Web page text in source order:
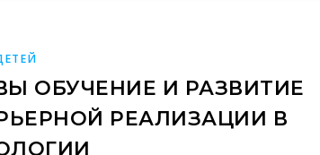
ОБУЧЕНИЕ И РАЗВИТИЕ
РЕАЛИЗАЦИИ В